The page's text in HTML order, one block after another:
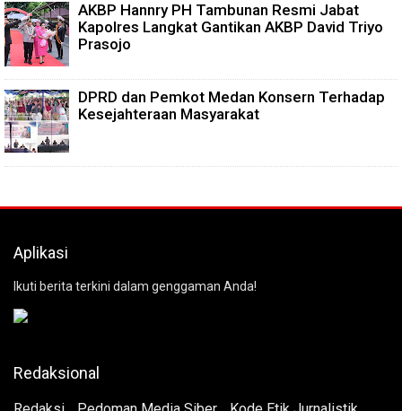
AKBP Hannry PH Tambunan Resmi Jabat
Kapolres Langkat Gantikan AKBP David Triyo
Prasojo
DPRD dan Pemkot Medan Konsern Terhadap
Kesejahteraan Masyarakat
Aplikasi
Ikuti berita terkini dalam genggaman Anda!
Redaksional